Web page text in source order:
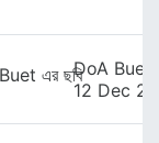
DoA Buet
12 Dec